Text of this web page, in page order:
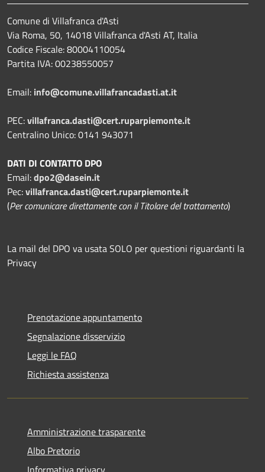
Comune di Villafranca d'Asti
Via Roma, 50, 14018 Villafranca d'Asti AT, Italia
Codice Fiscale: 80004110054
Partita IVA: 00238550057
Email: info@comune.villafrancadasti.at.it
PEC:villafranca.dasti@cert.ruparpiemonte.it
Centralino Unico: 0141 943071
DATI DI CONTATTO DPO
Email:dpo2@dasein.it
Pec:villafranca.dasti@cert.ruparpiemonte.it
(Per comunicare direttamente con il Titolare del trattamento)
La mail del DPO va usata SOLO per questioni riguardanti la
Privacy
Prenotazione appuntamento
Segnalazione disservizio
Leggi le FAQ
Richiesta assistenza
Amministrazione trasparente
Albo Pretorio